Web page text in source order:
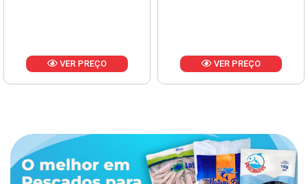
VER PREÇO VER PREÇO